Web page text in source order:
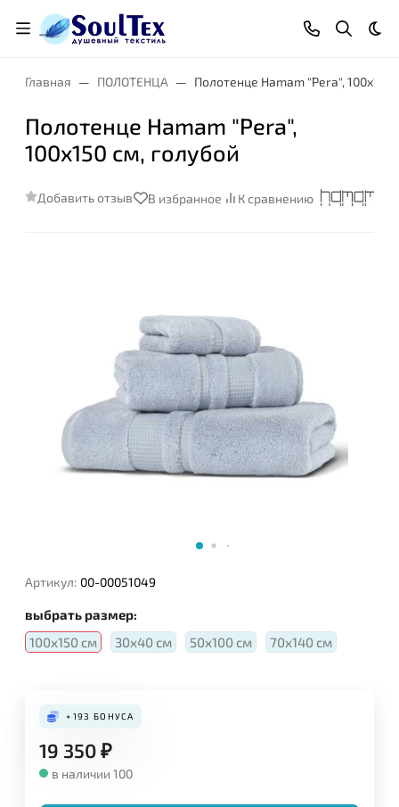
Главная ПОЛОТЕНЦА Полотенце Hamam "Pera", 100x150
Полотенце Hamam "Pera",
100x150 см, голубой
Добавить отзыв В избранное К сравнению
Артикул: 00-00051049
выбрать размер:
100х150 см
30х40 см 50х100 см 70х140 см
+193 БОНУСА
19 350₽
в наличии 100